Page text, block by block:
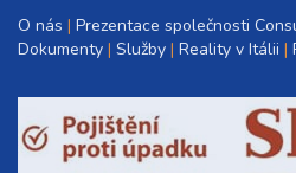
O nás Prezentace společnosti
Dokumenty Služby Reality v Itálii